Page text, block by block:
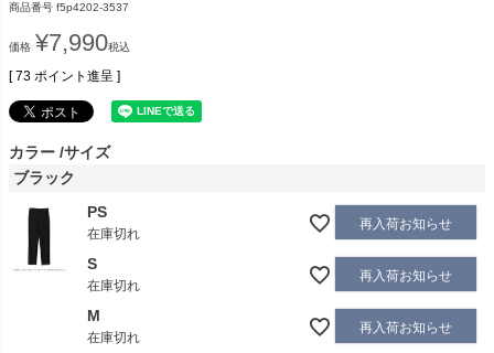
商品番号 f5p4202-3537
価格 ¥7,990税込
[ 73 ポイント進呈 ]
カラー サイズ
ブラック
PS
在庫切れ
再入荷お知らせ
S
在庫切れ
再入荷お知らせ
M
在庫切れ
再入荷お知らせ